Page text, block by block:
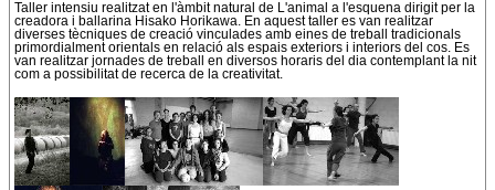
Taller intensiu realitzat en l'àmbit natural de L'animal a l'esquena dirigit per la
creadora i ballarina Hisako Horikawa. En aquest taller es van realitzar
diverses tècniques de creació vinculades amb eines de treball tradicionals
primordialment orientals en relació als espais exteriors i interiors del cos. Es
van realitzar jornades de treball en diversos horaris del dia contemplant la nit
com a possibilitat de recerca de la creativitat.